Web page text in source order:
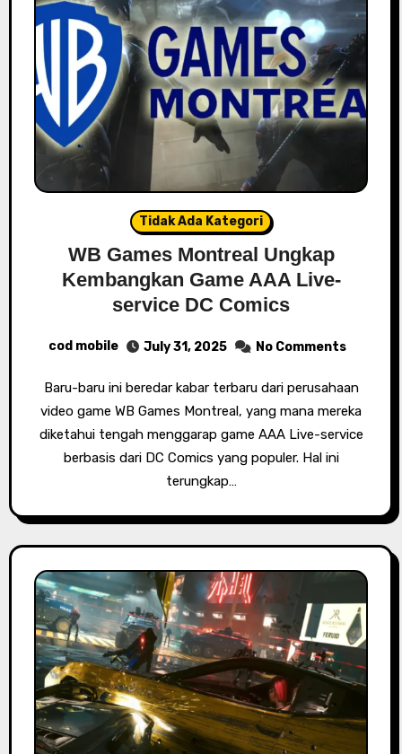
Tidak Ada Kategori
WB Games Montreal Ungkap
Kembangkan Game AAA Live-
service DC Comics
cod mobile July 31, 2025 No Comments
Baru-baru ini beredar kabar terbaru dari perusahaan
video game WB Games Montreal, yang mana mereka
diketahui tengah menggarap game AAA Live-service
berbasis dari DC Comics yang populer. Hal ini
terungkap…